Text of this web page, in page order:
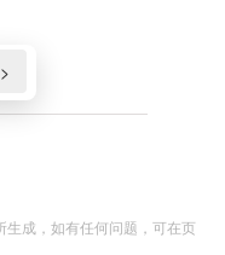
>
成，如有任何问题，可在页